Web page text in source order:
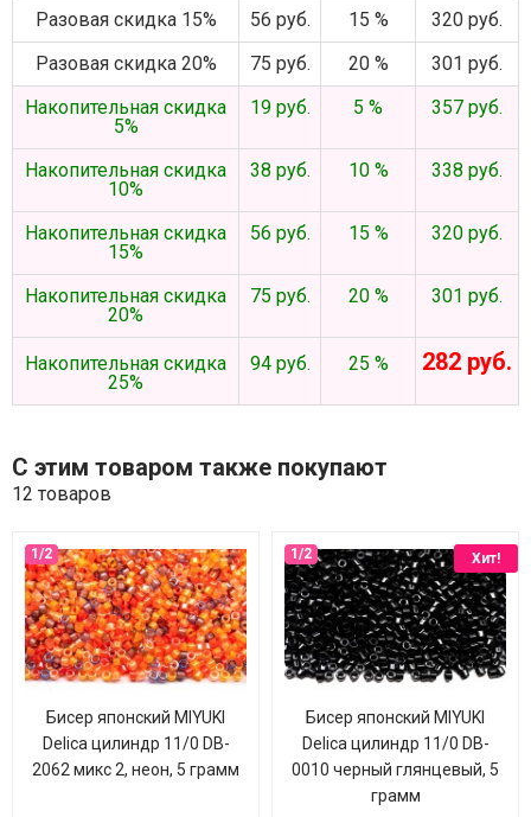
Разовая скидка 15%
56 руб. 15 %
320 руб.
Разовая скидка 20%
75 руб. 20 %
301 руб.
Накопительная скидка
5%
19 руб. 5 % 357 руб.
Накопительная скидка
10%
38 руб. 10 % 338 руб.
Накопительная скидка
15%
56 руб. 15 % 320 руб.
Накопительная скидка
20%
75 руб. 20 % 301 руб.
Накопительная скидка
25%
94 руб. 25 % 282 руб.
С этим товаром также покупают
12 товаров
Бисер японский MIYUKI
Delica цилиндр 11/0 DB-
2062 микс 2, неон, 5 грамм
Хит!
Бисер японский MIYUKI
Delica цилиндр 11/0 DB-
0010 черный глянцевый, 5
грамм